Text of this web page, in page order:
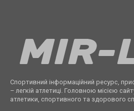
Спортивний інформаційний ресурс,
– легкій атлетиці. Головною місією
атлетики, спортивного та здорового